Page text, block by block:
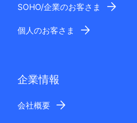
SOHO/企業のお客さま
個人のお客さま
企業情報
会社概要